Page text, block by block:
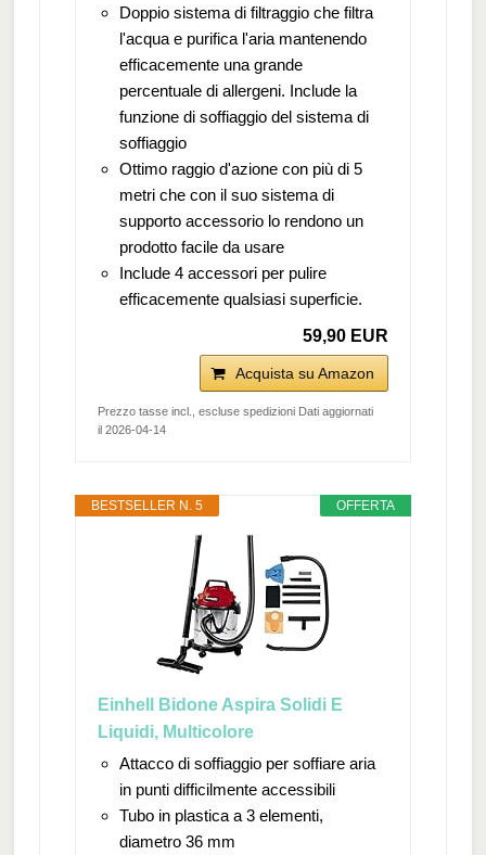
Doppio sistema di filtraggio che filtra
l'acqua e purifica l'aria mantenendo
efficacemente una grande
percentuale di allergeni. Include la
funzione di soffiaggio del sistema di
soffiaggio
Ottimo raggio d'azione con più di 5
metri che con il suo sistema di
supporto accessorio lo rendono un
prodotto facile da usare
Include 4 accessori per pulire
efficacemente qualsiasi superficie.
59,90 EUR
Acquista su Amazon
Prezzo tasse incl., escluse spedizioni Dati aggiornati
il 2026-04-14
OFFERTA
BESTSELLER N. 5
Einhell Bidone Aspira Solidi E
Liquidi, Multicolore
Attacco di soffiaggio per soffiare aria
in punti difficilmente accessibili
Tubo in plastica a 3 elementi,
diametro 36 mm